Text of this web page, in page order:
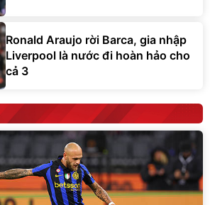
Ronald Araujo rời Barca, gia nhập
Liverpool là nước đi hoàn hảo cho
cả 3